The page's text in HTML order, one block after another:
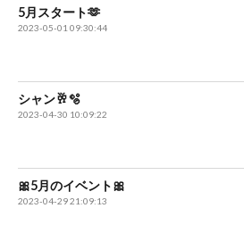
5月スタート🫶
2023-05-01 09:30:44
シャン🥂🫧
2023-04-30 10:09:22
🎀5月のイベント🎀
2023-04-29 21:09:13